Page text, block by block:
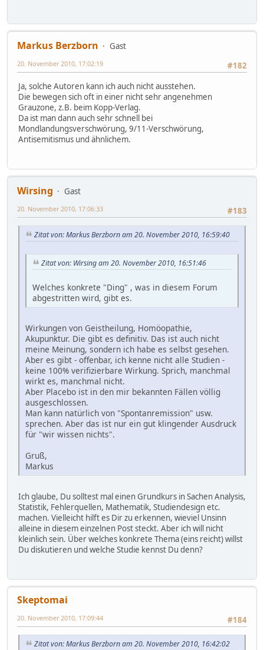
Markus Berzborn
Gast
#182
20. November 2010, 17:02:19
Ja, solche Autoren kann ich auch nicht ausstehen.
Die bewegen sich oft in einer nicht sehr angenehmen
Grauzone, z.B. beim Kopp-Verlag.
Da ist man dann auch sehr schnell bei
Mondlandungsverschwörung, 9/11-Verschwörung,
Antisemitismus und ähnlichem.
Wirsing
Gast
#183
20. November 2010, 17:06:33
Zitat von: Markus Berzborn am 20. November 2010, 16:59:40
Zitat von: Wirsing am 20. November 2010, 16:51:46
Welches konkrete "Ding" , was in diesem Forum
abgestritten wird, gibt es.
Wirkungen von Geistheilung, Homöopathie,
Akupunktur. Die gibt es definitiv. Das ist auch nicht
meine Meinung, sondern ich habe es selbst gesehen.
Aber es gibt - offenbar, ich kenne nicht alle Studien -
keine 100% verifizierbare Wirkung. Sprich, manchmal
wirkt es, manchmal nicht.
Aber Placebo ist in den mir bekannten Fällen völlig
ausgeschlossen.
Man kann natürlich von "Spontanremission" usw.
sprechen. Aber das ist nur ein gut klingender Ausdruck
für "wir wissen nichts".
Gruß,
Markus
Ich glaube, Du solltest mal einen Grundkurs in Sachen Analysis,
Statistik, Fehlerquellen, Mathematik, Studiendesign etc.
machen. Vielleicht hilft es Dir zu erkennen, wieviel Unsinn
alleine in diesem einzelnen Post steckt. Aber ich will nicht
kleinlich sein. Über welches konkrete Thema (eins reicht) willst
Du diskutieren und welche Studie kennst Du denn?
Skeptomai
#184
20. November 2010, 17:09:44
Zitat von: Markus Berzborn am 20. November 2010, 16:42:02